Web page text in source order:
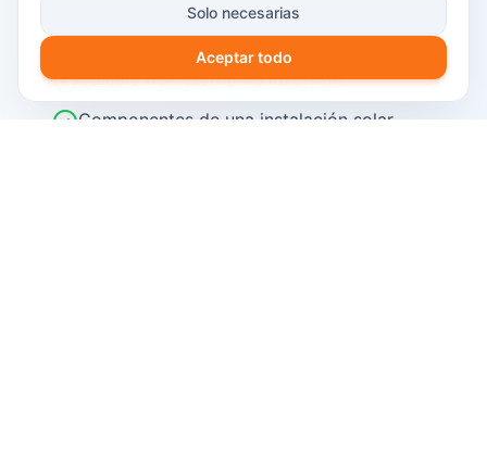
Ayudas y subvenciones disponibles en
2026
Cálculo del retorno de inversión
Componentes de una instalación solar
Solo necesarias
Aceptar todo